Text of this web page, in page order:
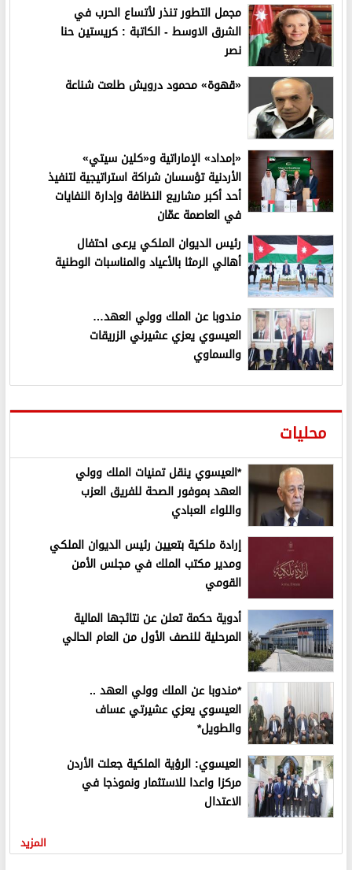
مجمل التطور تنذر لأتساع الحرب في
الشرق الاوسط - الكاتبة : كريستين حنا
نصر
«قهوة» محمود درويش طلعت شناعة
«إمداد» الإماراتية و«كلين سيتي»
الأردنية تؤسسان شراكة استراتيجية لتنفيذ
أحد أكبر مشاريع النظافة وإدارة النفايات
في العاصمة عمّان
رئيس الديوان الملكي يرعى احتفال
أهالي الرمثا بالأعياد والمناسبات الوطنية
مندوبا عن الملك وولي العهد…
العيسوي يعزي عشيرني الزريقات
والسماوي
محليات
*العيسوي ينقل تمنيات الملك وولي
العهد بموفور الصحة للفريق العزب
واللواء العبادي
إرادة ملكية بتعيين رئيس الديوان الملكي
ومدير مكتب الملك في مجلس الأمن
القومي
أدوية حكمة تعلن عن نتائجها المالية
المرحلية للنصف الأول من العام الحالي
*مندوبا عن الملك وولي العهد ..
العيسوي يعزي عشيرتي عساف
والطويل*
العيسوي: الرؤية الملكية جعلت الأردن
مركزا واعدا للاستثمار ونموذجا في
الاعتدال
المزيد